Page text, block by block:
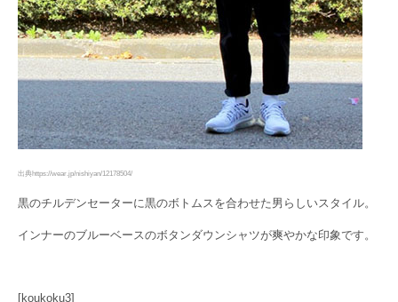
出典https://wear.jp/nishiyan/12178504/
黒のチルデンセーターに黒のボトムスを合わせた男らしいスタイル。
インナーのブルーベースのボタンダウンシャツが爽やかな印象です。
[koukoku3]